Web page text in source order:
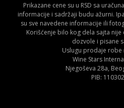
Prikazane cene su u RSD sa
informacije i sadržaji budu ažurni.
su sve navedene informacije ili
Korišćenje bilo kog dela sajta
dozvole i pisane
Uslugu prodaje robe
Wine Stars
Njegoševa 28a,
PIB: